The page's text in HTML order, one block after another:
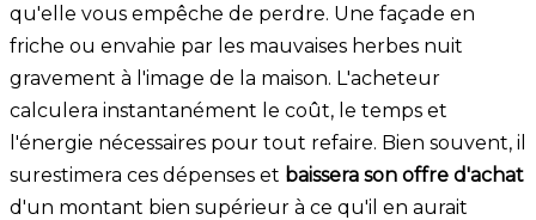
qu'elle vous empêche de perdre. Une façade en
friche ou envahie par les mauvaises herbes nuit
gravement à l'image de la maison. L'acheteur
calculera instantanément le coût, le temps et
l'énergie nécessaires pour tout refaire. Bien souvent, il
surestimera ces dépenses et baissera son offre d'achat
d'un montant bien supérieur à ce qu'il en aurait